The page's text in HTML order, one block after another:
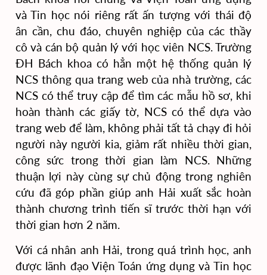
và Tin học nói riêng rất ấn tượng với thái độ
ân cần, chu đáo, chuyên nghiệp của các thầy
cô và cán bộ quản lý với học viên NCS. Trường
ĐH Bách khoa có hẳn một hệ thống quản lý
NCS thông qua trang web của nhà trường, các
NCS có thể truy cập để tìm các mẫu hồ sơ, khi
hoàn thành các giấy tờ, NCS có thể dựa vào
trang web để làm, không phải tất tả chạy đi hỏi
người này người kia, giảm rất nhiều thời gian,
công sức trong thời gian làm NCS. Những
thuận lợi này cùng sự chủ động trong nghiên
cứu đã góp phần giúp anh Hải xuất sắc hoàn
thành chương trình tiến sĩ trước thời hạn với
thời gian hơn 2 năm.
Với cá nhân anh Hải, trong quá trình học, anh
được lãnh đạo Viện Toán ứng dụng và Tin học